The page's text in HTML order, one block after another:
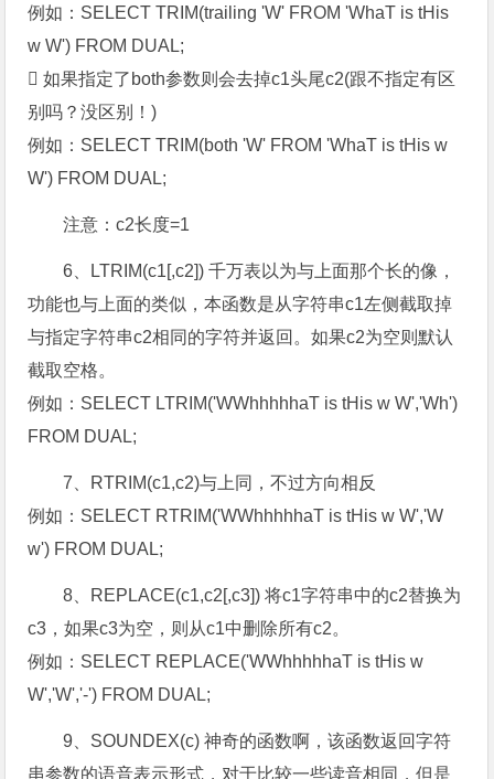
例如：SELECT TRIM(trailing 'W' FROM 'WhaT is tHis
w W') FROM DUAL;
 如果指定了both参数则会去掉c1头尾c2(跟不指定有区
别吗？没区别！)
例如：SELECT TRIM(both 'W' FROM 'WhaT is tHis w
W') FROM DUAL;
注意：c2长度=1
6、LTRIM(c1[,c2]) 千万表以为与上面那个长的像，
功能也与上面的类似，本函数是从字符串c1左侧截取掉
与指定字符串c2相同的字符并返回。如果c2为空则默认
截取空格。
例如：SELECT LTRIM('WWhhhhhaT is tHis w W','Wh')
FROM DUAL;
7、RTRIM(c1,c2)与上同，不过方向相反
例如：SELECT RTRIM('WWhhhhhaT is tHis w W','W
w') FROM DUAL;
8、REPLACE(c1,c2[,c3]) 将c1字符串中的c2替换为
c3，如果c3为空，则从c1中删除所有c2。
例如：SELECT REPLACE('WWhhhhhaT is tHis w
W','W','-') FROM DUAL;
9、SOUNDEX(c) 神奇的函数啊，该函数返回字符
串参数的语音表示形式，对于比较一些读音相同，但是